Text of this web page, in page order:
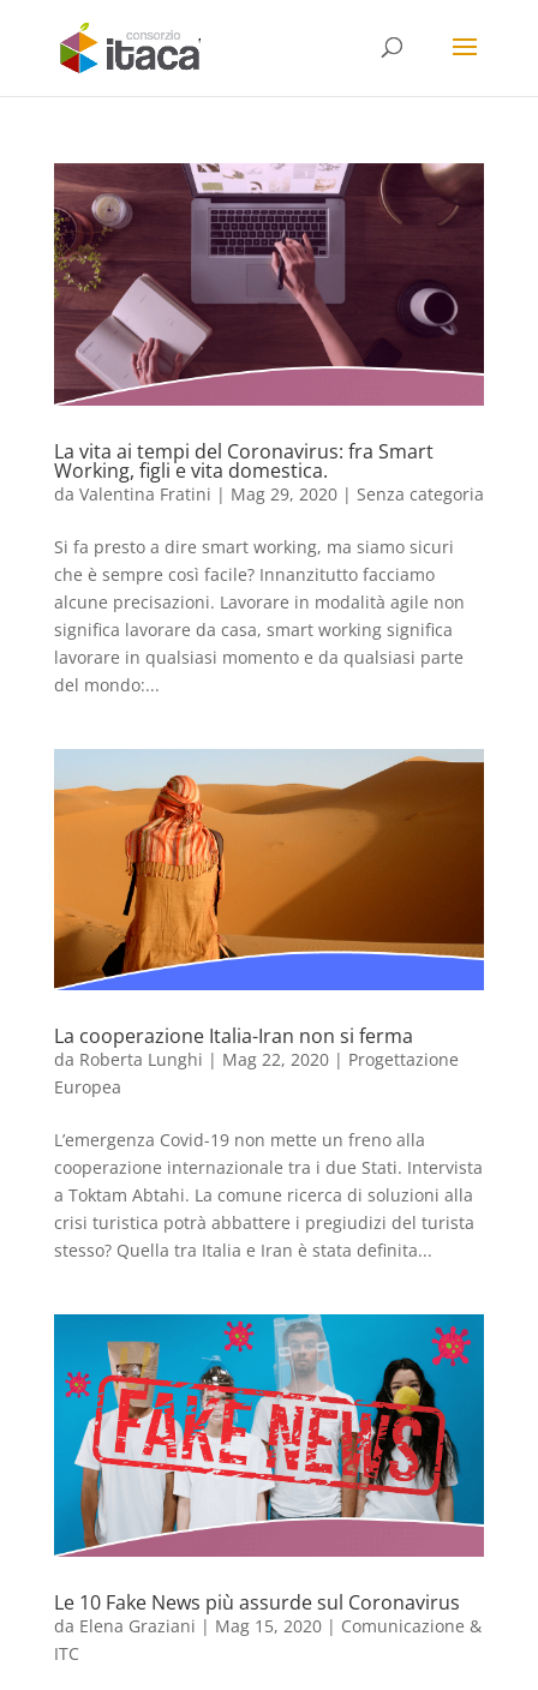
La vita ai tempi del Coronavirus: fra Smart
Working, figli e vita domestica.
da Valentina Fratini | Mag 29, 2020| Senza categoria
Si fa presto a dire smart working, ma siamo sicuri
che è sempre così facile? Innanzitutto facciamo
alcune precisazioni. Lavorare in modalità agile non
significa lavorare da casa, smart working significa
lavorare in qualsiasi momento e da qualsiasi parte
del mondo:...
La cooperazione Italia-Iran non si ferma
da Roberta Lunghi | Mag 22, 2020| Progettazione
Europea
L’emergenza Covid-19 non mette un freno alla
cooperazione internazionale tra i due Stati. Intervista
a Toktam Abtahi. La comune ricerca di soluzioni alla
crisi turistica potrà abbattere i pregiudizi del turista
stesso? Quella tra Italia e Iran è stata definita...
Le 10 Fake News più assurde sul Coronavirus
da Elena Graziani | Mag 15, 2020| Comunicazione &
ITC